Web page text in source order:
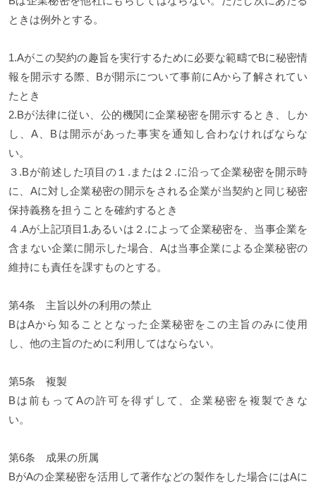
ときは例外とする。
1.Aがこの契約の趣旨を実行するために必要な範疇でBに秘密情
報を開示する際、Bが開示について事前にAから了解されてい
たとき
2.Bが法律に従い、公的機関に企業秘密を開示するとき、しか
し、A、Bは開示があった事実を通知し合わなければならな
い。
３.Bが前述した項目の１.または２.に沿って企業秘密を開示時
に、Aに対し企業秘密の開示をされる企業が当契約と同じ秘密
保持義務を担うことを確約するとき
４.Aが上記項目1.あるいは２.によって企業秘密を、当事企業を
含まない企業に開示した場合、Aは当事企業による企業秘密の
維持にも責任を課すものとする。
第4条 主旨以外の利用の禁止
BはAから知ることとなった企業秘密をこの主旨のみに使用
し、他の主旨のために利用してはならない。
第5条 複製
Bは前もってAの許可を得ずして、企業秘密を複製できな
い。
第6条 成果の所属
BがAの企業秘密を活用して著作などの製作をした場合にはAに